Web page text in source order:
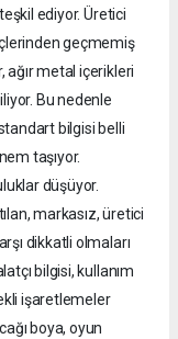
ediyor. Üretici
geçmemiş
metal içerikleri
Bu nedenle
bilgisi belli
taşıyor.
düşüyor.
markasız, üretici
dikkatli olmaları
bilgisi, kullanım
işaretlemeler
boya, oyun